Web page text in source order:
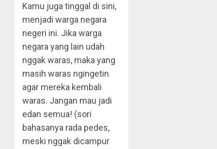
Kamu juga tinggal di sini,
menjadi warga negara
negeri ini. Jika warga
negara yang lain udah
nggak waras, maka yang
masih waras ngingetin
agar mereka kembali
waras. Jangan mau jadi
edan semua! (sori
bahasanya rada pedes,
meski nggak dicampur